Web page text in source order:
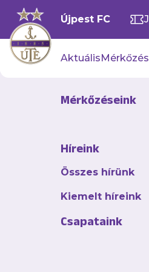
Újpest FC
Aktuális
Mérkőzéseink
Híreink
Összes hírünk
Kiemelt híreink
Csapataink